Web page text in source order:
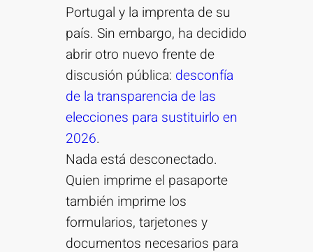
Portugal y la imprenta de su
país. Sin embargo, ha decidido
abrir otro nuevo frente de
discusión pública: desconfía
de la transparencia de las
elecciones para sustituirlo en
2026.
Nada está desconectado.
Quien imprime el pasaporte
también imprime los
formularios, tarjetones y
documentos necesarios para